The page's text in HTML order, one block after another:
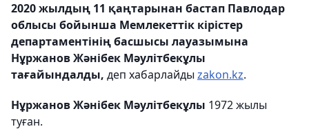
2020 жылдың 11 қаңтарынан бастап Павлодар
облысы бойынша Мемлекеттік кірістер
департаментінің басшысы лауазымына
Нұржанов Жәнібек Мәулітбекұлы
тағайындалды, деп хабарлайды zakon.kz.
Нұржанов Жәнібек Мәулітбекұлы 1972 жылы
туған.